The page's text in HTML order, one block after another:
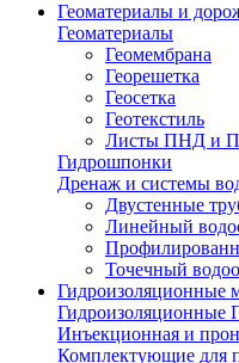
Геоматериалы и
Геоматериалы
Геомембрана
Георешетка
Геосетка
Геотекстиль
Листы ПНД и
Гидрошпонки
Дренаж и системы
Двустенные
Линейный
Точечный
Гидроизоляционные
Инъекционная и
Комплектующие для